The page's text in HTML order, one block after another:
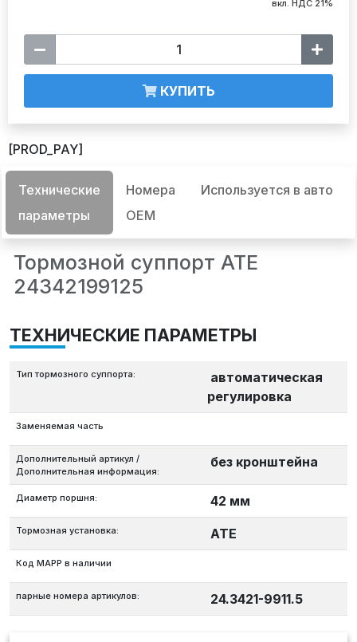
вкл. НДС 21%
КУПИТЬ
[PROD_PAY]
Технические
параметры
Номера
OEM
Используется в авто
Тормозной суппорт ATE
24342199125
ТЕХНИЧЕСКИЕ ПАРАМЕТРЫ
Тип тормозного суппорта:
автоматическая
регулировка
Заменяемая часть
Дополнительный артикул /
Дополнительная информация:
без кронштейна
Диаметр поршня: 42 мм
Тормозная установка: ATE
Код MAPP в наличии
парные номера артикулов: 24.3421-9911.5